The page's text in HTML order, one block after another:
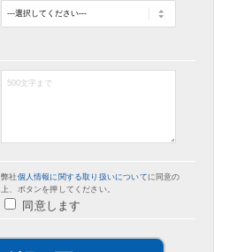
弊社 個人情報に関する取り扱いについて に同意の
上、ボタンを押してください。
同意します